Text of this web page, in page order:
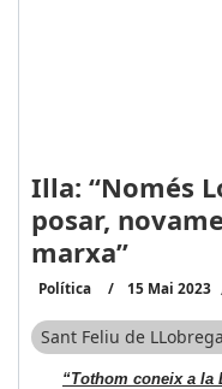
Illa: “Només
posar,
marxa”
Política 15 Mai 2023
Sant Feliu de
“Tothom coneix a la